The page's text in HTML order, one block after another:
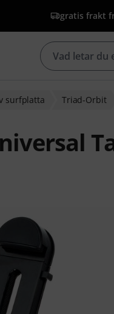
gratis frakt
surfplatta Triad-Orbit